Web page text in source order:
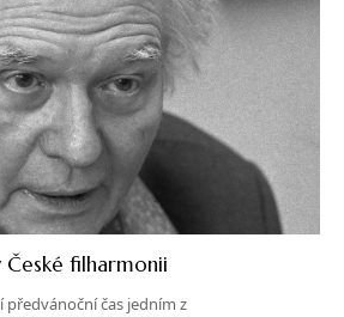
filharmonii
předvánoční čas jedním z